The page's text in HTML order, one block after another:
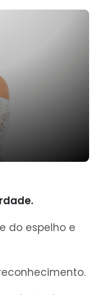
do espelho e